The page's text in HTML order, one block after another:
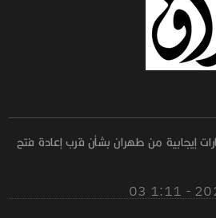
إيجابية من طهران بشأن قرب إعادة فتح